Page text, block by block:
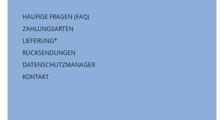
HÄUFIGE FRAGEN (FAQ)
ZAHLUNGSARTEN
LIEFERUNG*
RÜCKSENDUNGEN
DATENSCHUTZMANAGER
KONTAKT